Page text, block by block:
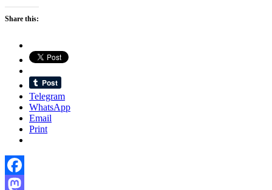
Share this:
Telegram
WhatsApp
Email
Print
Facebook